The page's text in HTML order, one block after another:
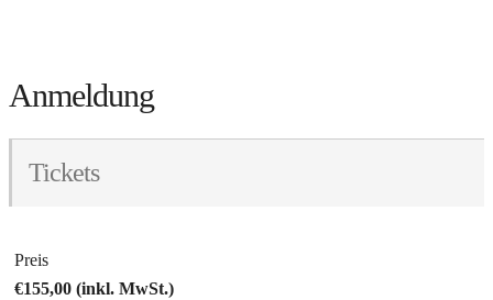
Anmeldung
Tickets
Preis
€155,00 (inkl. MwSt.)